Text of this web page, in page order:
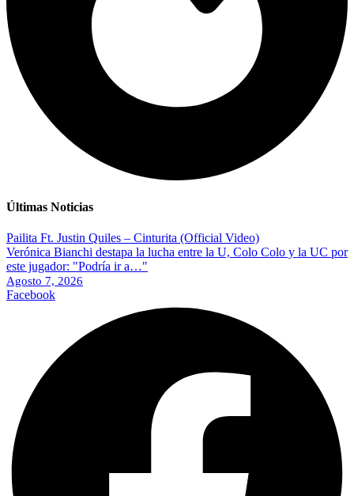
Últimas Noticias
Pailita Ft. Justin Quiles – Cinturita (Official Video)
Verónica Bianchi destapa la lucha entre la U, Colo Colo y la UC por
este jugador: "Podría ir a…"
Agosto 7, 2026
Facebook